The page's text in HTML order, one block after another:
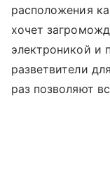
расположения
хочет
электроникой и
разветвители
раз позволяют